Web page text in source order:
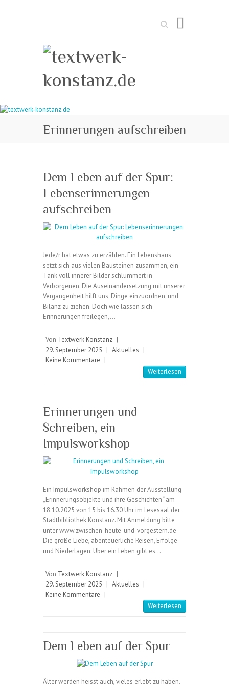
Suchen
Erinnerungen aufschreiben
Dem Leben auf der Spur:
Lebenserinnerungen
aufschreiben
Jede/r hat etwas zu erzählen. Ein Lebenshaus
setzt sich aus vielen Bausteinen zusammen, ein
Tank voll innerer Bilder schlummert in
Verborgenen. Die Auseinandersetzung mit unserer
Vergangenheit hilft uns, Dinge einzuordnen, und
Bilanz zu ziehen. Doch wie lassen sich
Erinnerungen freilegen,…
Von Textwerk Konstanz |
29. September 2025 | Aktuelles |
Keine Kommentare |
Weiterlesen
Erinnerungen und
Schreiben, ein
Impulsworkshop
Ein Impulsworkshop im Rahmen der Ausstellung
„Erinnerungsobjekte und ihre Geschichten“ am
18.10.2025 von 15 bis 16.30 Uhr im Lesesaal der
Stadtbibliothek Konstanz. Mit Anmeldung bitte
unter www.zwischen-heute-und-vorgestern.de
Die große Liebe, abenteuerliche Reisen, Erfolge
und Niederlagen: Über ein Leben gibt es…
Von Textwerk Konstanz |
29. September 2025 | Aktuelles |
Keine Kommentare |
Weiterlesen
Dem Leben auf der Spur
Älter werden heisst auch, vieles erlebt zu haben.